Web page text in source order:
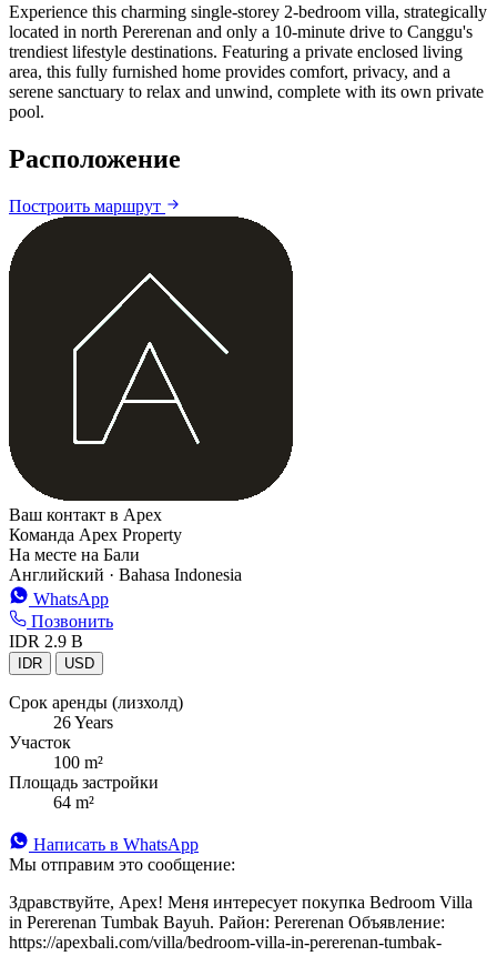
Experience this charming single-storey 2-bedroom villa, strategically
located in north Pererenan and only a 10-minute drive to Canggu's
trendiest lifestyle destinations. Featuring a private enclosed living
area, this fully furnished home provides comfort, privacy, and a
serene sanctuary to relax and unwind, complete with its own private
pool.
Расположение
Построить маршрут
Ваш контакт в Apex
Команда Apex Property
На месте на Бали
Английский · Bahasa Indonesia
WhatsApp
Позвонить
IDR 2.9 B
IDR USD
Срок аренды (лизхолд)
26 Years
Участок
100 m²
Площадь застройки
64 m²
Написать в WhatsApp
Мы отправим это сообщение:
Здравствуйте, Apex! Меня интересует покупка Bedroom Villa
in Pererenan Tumbak Bayuh. Район: Pererenan Объявление:
https://apexbali.com/villa/bedroom-villa-in-pererenan-tumbak-